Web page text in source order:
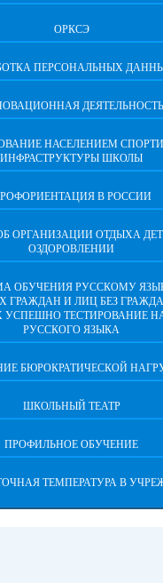
ОРКСЭ
ПЕРСОНАЛЬНЫХ
ДЕЯТЕЛЬНОСТЬ
НАСЕЛЕНИЕМ
ИНФРАСТРУКТУРЫ ШКОЛЫ
В РОССИИ
ОРГАНИЗАЦИИ ОТДЫХА
ОЗДОРОВЛЕНИИ
ОБУЧЕНИЯ РУССКОМУ
ГРАЖДАН И ЛИЦ БЕЗ
ТЕСТИРОВАНИЕ
РУССКОГО ЯЗЫКА
БЮРОКРАТИЧЕСКОЙ
ШКОЛЬНЫЙ ТЕАТР
ПРОФИЛЬНОЕ ОБУЧЕНИЕ
ТЕМПЕРАТУРА В